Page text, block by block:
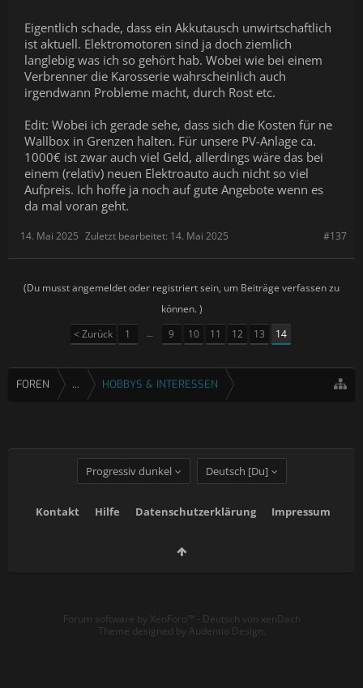
Eigentlich schade, dass ein Akkutausch unwirtschaftlich
ist aktuell. Elektromotoren sind ja doch ziemlich
langlebig was ich so gehört hab. Wobei wie bei einem
Verbrenner die Karosserie wahrscheinlich auch
irgendwann Probleme macht, durch Rost etc.
Edit: Wobei ich gerade sehe, dass sich die Kosten für ne
Wallbox in Grenzen halten. Für unsere PV-Anlage ca.
1000€ ist zwar auch viel Geld, allerdings wäre das bei
einem (relativ) neuen Elektroauto auch nicht so viel
Aufpreis. Ich hoffe ja noch auf gute Angebote wenn es
da mal voran geht.
#137
14. Mai 2025 Zuletzt bearbeitet: 14. Mai 2025
(Du musst angemeldet oder registriert sein, um Beiträge verfassen zu
können. )
< Zurück
1 ← 9 10 11 12 13 14
FOREN ... HOBBYS & INTERESSEN
Progressiv dunkel Deutsch [Du]
Kontakt Hilfe Datenschutzerklärung Impressum
Forum software by XenForo™ - Deutsch von xenDach
Theme designed by Audentio Design.